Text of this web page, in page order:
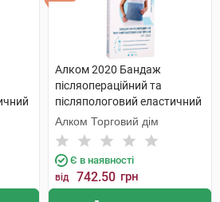
Алком 2020 Бандаж
післяопераційний та
післяпологовий еластичний
розмір 1 1 шт
Алком Торговий дім
Є в наявності
від 742.50 грн